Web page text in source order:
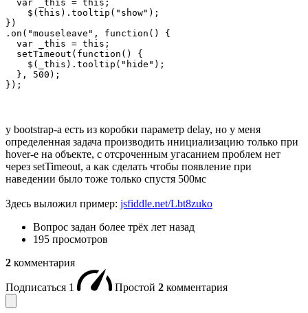
  var _this = this;
    $(this).tooltip("show");
})
.on("mouseleave", function() {
  var _this = this;
  setTimeout(function() {
    $(_this).tooltip("hide");
  }, 500);
});
у bootstrap-а есть из коробки параметр delay, но у меня
определенная задача производить инициализацию только при
hover-е на объекте, с отсроченным угасанием проблем нет
через setTimeout, а как сделать чтобы появление при
наведении было тоже только спустя 500мс
Здесь выложил пример: jsfiddle.net/Lbt8zuko
Вопрос задан более трёх лет назад
195 просмотров
2 комментария
Подписаться 1 Простой 2 комментария